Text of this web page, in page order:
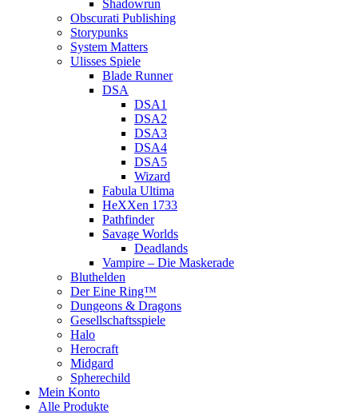
Shadowrun
Obscurati Publishing
Storypunks
System Matters
Ulisses Spiele
Blade Runner
DSA
DSA1
DSA2
DSA3
DSA4
DSA5
Wizard
Fabula Ultima
HeXXen 1733
Pathfinder
Savage Worlds
Deadlands
Vampire – Die Maskerade
Bluthelden
Der Eine Ring™
Dungeons & Dragons
Gesellschaftsspiele
Halo
Herocraft
Midgard
Spherechild
Mein Konto
Alle Produkte